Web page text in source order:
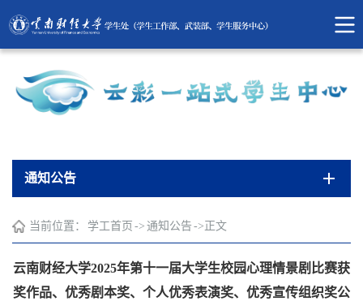
通知公告
当前位置： 学工首页 -> 通知公告 -> 正文
云南财经大学2025年第十一届大学生校园心理情景剧比赛获
奖作品、优秀剧本奖、个人优秀表演奖、优秀宣传组织奖公